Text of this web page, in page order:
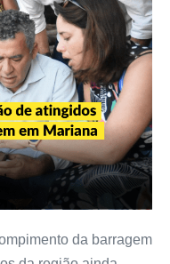
da barragem